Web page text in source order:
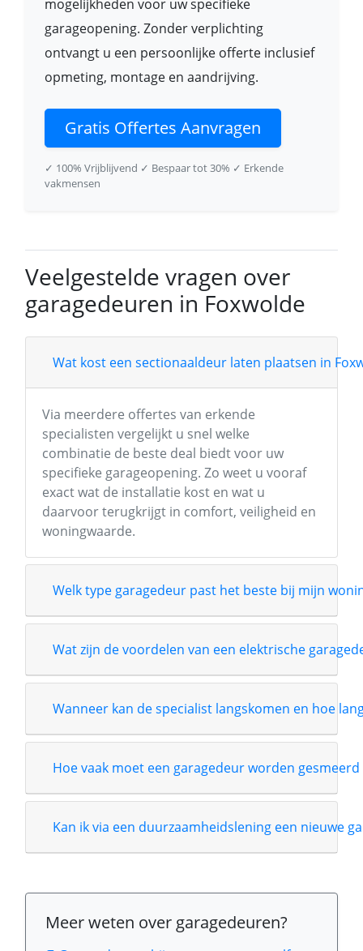
mogelijkheden voor uw specifieke
garageopening. Zonder verplichting
ontvangt u een persoonlijke offerte inclusief
opmeting, montage en aandrijving.
Gratis Offertes Aanvragen
✓ 100% Vrijblijvend ✓ Bespaar tot 30% ✓ Erkende
vakmensen
Veelgestelde vragen over
garagedeuren in Foxwolde
Wat kost een sectionaaldeur laten plaatsen in
Via meerdere offertes van erkende
specialisten vergelijkt u snel welke
combinatie de beste deal biedt voor uw
specifieke garageopening. Zo weet u vooraf
exact wat de installatie kost en wat u
daarvoor terugkrijgt in comfort, veiligheid en
woningwaarde.
Welk type garagedeur past het beste bij mijn
Wat zijn de voordelen van een elektrische
Wanneer kan de specialist langskomen en hoe
Hoe vaak moet een garagedeur worden
Kan ik via een duurzaamheidslening een nieuwe
Meer weten over garagedeuren?